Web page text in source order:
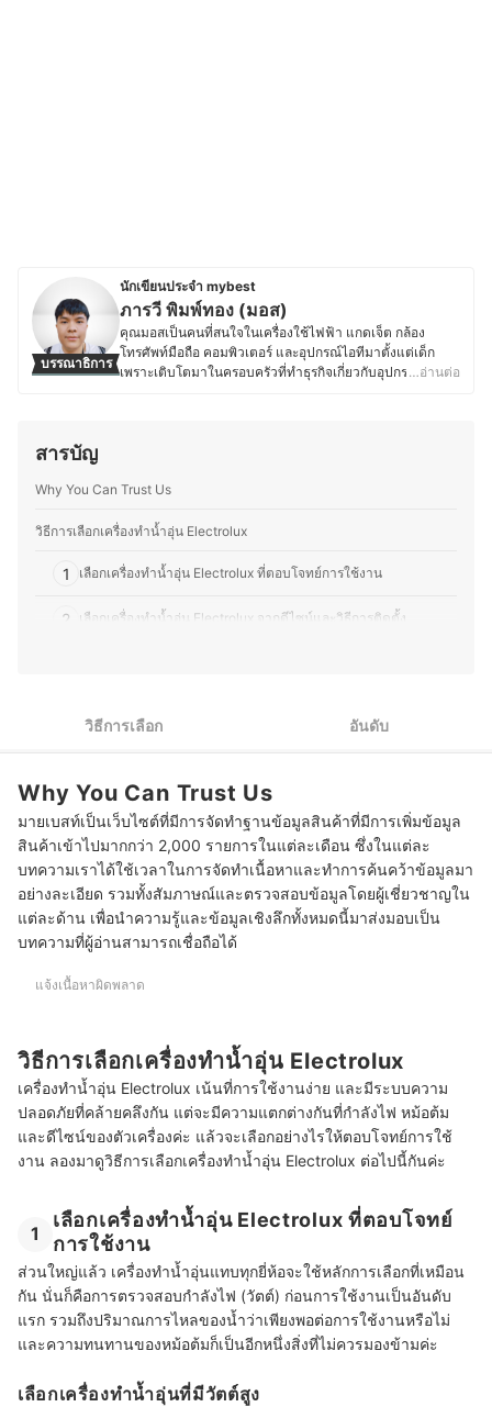
บรรณาธิการ
นักเขียนประจำ mybest
ภารวี พิมพ์ทอง (มอส)
คุณมอสเป็นคนที่สนใจในเครื่องใช้ไฟฟ้า แกดเจ็ต กล้อง
โทรศัพท์มือถือ คอมพิวเตอร์ และอุปกรณ์ไอทีมาตั้งแต่เด็ก
เพราะเติบโตมาในครอบครัวที่ทำธุรกิจเกี่ยวกับอุปกรณ์
ไฟฟ้าด้วยตัวเองเป็นประจำ ทำให้มีความเข้าใจเรื่อง
ความชอบนี้ช่วยให้คุณมอสสามารถเปรียบเทียบจุดเด่นจุด
สนุกกับการแบ่งปันความรู้เกี่ยวกับเทคโนโลยีและอุปกรณ์ไอที
สามารถเลือกอุปกรณ์ที่เหมาะสมกับการใช้งานของตนเองได้
…อ่านต่อ
สารบัญ
Why You Can Trust Us
วิธีการเลือกเครื่องทำน้ำอุ่น Electrolux
1 เลือกเครื่องทำน้ำอุ่น Electrolux ที่ตอบโจทย์การใช้งาน
2 เลือกเครื่องทำน้ำอุ่น Electrolux จากดีไซน์และวิธีการติดตั้ง
10 เครื่องทำน้ำอุ่น Electrolux รุ่นไหนดี ดีไซน์สวย ติดตั้งง่าย ปลอดภัย
วิธีการเลือก อันดับ
Why You Can Trust Us
มายเบสท์เป็นเว็บไซต์ที่มีการจัดทำฐานข้อมูลสินค้าที่มีการเพิ่มข้อมูล
สินค้าเข้าไปมากกว่า 2,000 รายการในแต่ละเดือน ซึ่งในแต่ละ
บทความเราได้ใช้เวลาในการจัดทำเนื้อหาและทำการค้นคว้าข้อมูลมา
อย่างละเอียด รวมทั้งสัมภาษณ์และตรวจสอบข้อมูลโดยผู้เชี่ยวชาญใน
แต่ละด้าน เพื่อนำความรู้และข้อมูลเชิงลึกทั้งหมดนี้มาส่งมอบเป็น
บทความที่ผู้อ่านสามารถเชื่อถือได้
แจ้งเนื้อหาผิดพลาด
วิธีการเลือกเครื่องทำน้ำอุ่น Electrolux
เครื่องทำน้ำอุ่น Electrolux เน้นที่การใช้งานง่าย และมีระบบความ
ปลอดภัยที่คล้ายคลึงกัน แต่จะมีความแตกต่างกันที่กำลังไฟ หม้อต้ม
และดีไซน์ของตัวเครื่องค่ะ แล้วจะเลือกอย่างไรให้ตอบโจทย์การใช้
งาน ลองมาดูวิธีการเลือกเครื่องทำน้ำอุ่น Electrolux ต่อไปนี้กันค่ะ
1
เลือกเครื่องทำน้ำอุ่น Electrolux ที่ตอบโจทย์
การใช้งาน
ส่วนใหญ่แล้ว เครื่องทำน้ำอุ่นแทบทุกยี่ห้อจะใช้หลักการเลือกที่เหมือน
กัน นั่นก็คือการตรวจสอบกำลังไฟ (วัตต์) ก่อนการใช้งานเป็นอันดับ
แรก รวมถึงปริมาณการไหลของน้ำว่าเพียงพอต่อการใช้งานหรือไม่
และความทนทานของหม้อต้มก็เป็นอีกหนึ่งสิ่งที่ไม่ควรมองข้ามค่ะ
เลือกเครื่องทำน้ำอุ่นที่มีวัตต์สูง